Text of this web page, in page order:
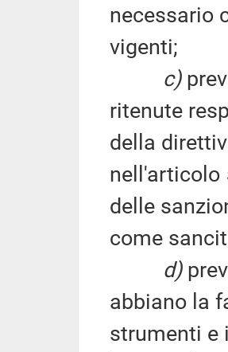
necessario
vigenti;
c)
ritenute
della
nell'articolo
delle
come
d)
abbiano la
strumenti e